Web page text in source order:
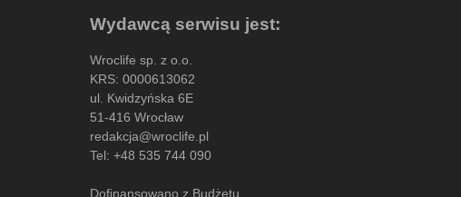
Wydawcą serwisu jest:
Wroclife sp. z o.o.
KRS: 0000613062
ul. Kwidzyńska 6E
51-416 Wrocław
redakcja@wroclife.pl
Tel: +48 535 744 090
Dofinansowano z Budżetu